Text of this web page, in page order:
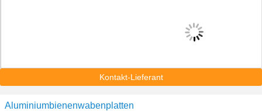
Kontakt-Lieferant
Aluminiumbienenwabenplatten